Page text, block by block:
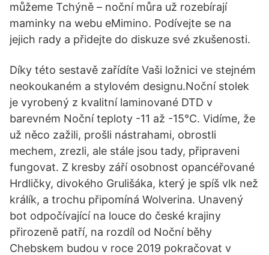
můžeme Tchýně – noční můra už rozebírají
maminky na webu eMimino. Podívejte se na
jejich rady a přidejte do diskuze své zkušenosti.
Díky této sestavě zařídíte Vaši ložnici ve stejném
neokoukaném a stylovém designu.Noční stolek
je vyrobený z kvalitní laminované DTD v
barevném Noční teploty -11 až -15°C. Vidíme, že
už něco zažili, prošli nástrahami, obrostli
mechem, zrezli, ale stále jsou tady, připraveni
fungovat. Z kresby září osobnost opancéřované
Hrdličky, divokého Grulišáka, který je spíš vlk než
králík, a trochu připomíná Wolverina. Unavený
bot odpočívající na louce do české krajiny
přirozeně patří, na rozdíl od Noční běhy
Chebskem budou v roce 2019 pokračovat v